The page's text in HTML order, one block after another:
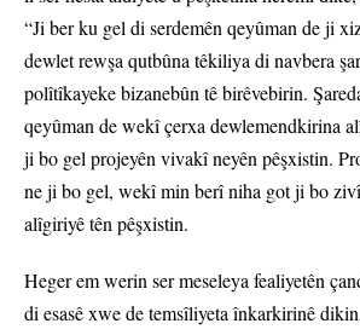
“Ji ber ku gel di serdemên qeyûman de ji
dewlet rewşa qutbûna têkiliya di navbera
polîtîkayeke bizanebûn tê birêvebirin.
qeyûman de wekî çerxa dewlemendkirina
ji bo gel projeyên vivakî neyên pêşxistin.
ne ji bo gel, wekî min berî niha got ji bo
alîgiriyê tên pêşxistin.
Heger em werin ser meseleya fealiyetên
di esasê xwe de temsîliyeta înkarkirinê